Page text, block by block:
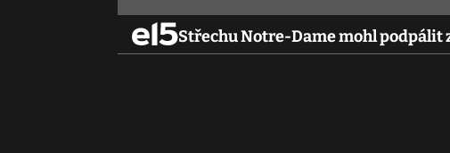
Střechu Notre-Dame mohl